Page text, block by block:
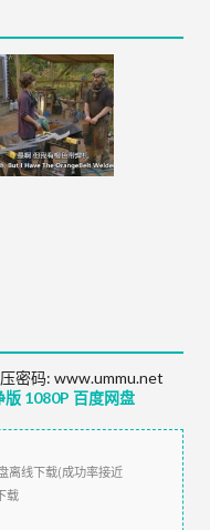
1080P 百度网盘
密码: www.ummu.net
离线下载(成功率接近
载